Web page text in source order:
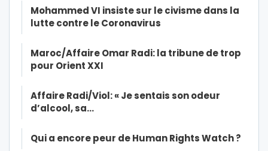
Mohammed VI insiste sur le civisme dans la
lutte contre le Coronavirus
Maroc/Affaire Omar Radi: la tribune de trop
pour Orient XXI
Affaire Radi/Viol: « Je sentais son odeur
d’alcool, sa…
Qui a encore peur de Human Rights Watch ?